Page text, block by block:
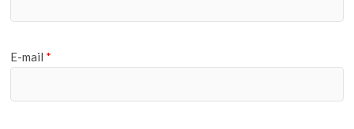
E-mail *